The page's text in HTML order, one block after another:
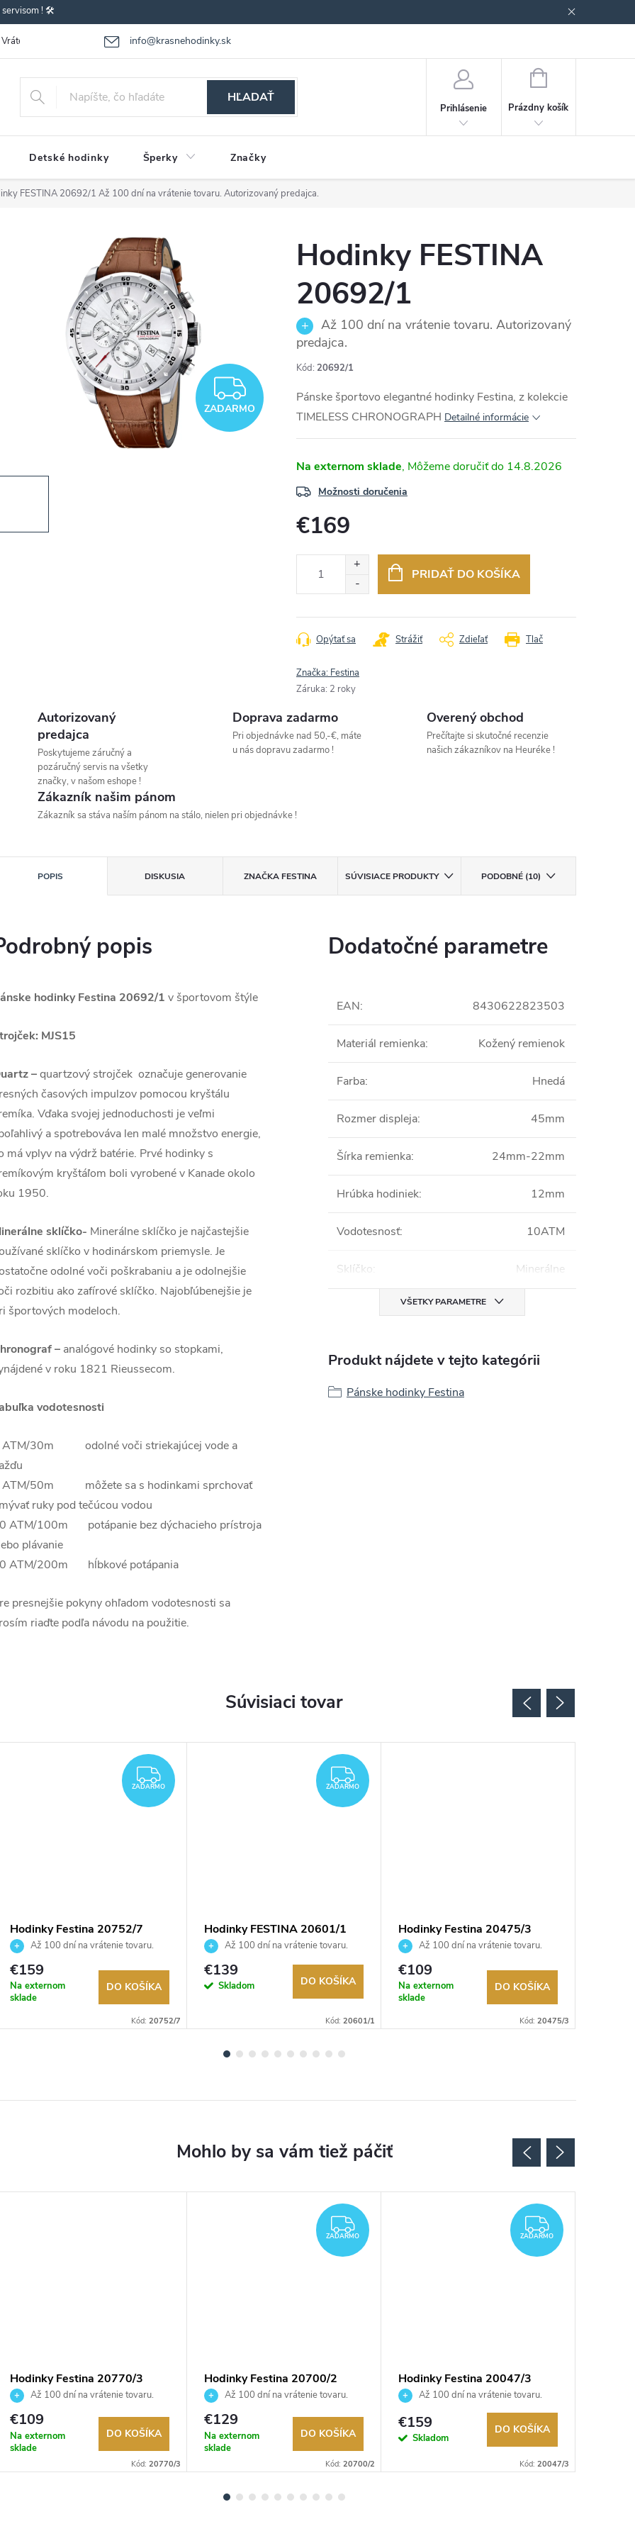
servisom ! 🛠️
info@krasnehodinky.sk
Vrátenie-výmena tovaru Reklamácia tovaru Obchodné podmienky
HĽADAŤ
Prihlásenie
NÁKUPNÝ
Prázdny košík
Detské hodinky Šperky Značky
FESTINA 20692/1 Až 100 dní na vrátenie tovaru. Autorizovaný predajca.
ZADARMO
ZADARMO
Hodinky FESTINA
20692/1
Až 100 dní na vrátenie tovaru. Autorizovaný
predajca.
Kód: 20692/1
Pánske športovo elegantné hodinky Festina, z kolekcie
TIMELESS CHRONOGRAPH Detailné informácie
Na externom sklade 14.8.2026
Možnosti doručenia
€169
PRIDAŤ DO KOŠÍKA
Tlač
Opýtať sa Strážiť Zdieľať
Značka: Festina
Záruka: 2 roky
Autorizovaný
predajca
Poskytujeme záručný a
pozáručný servis na všetky
značky, v našom eshope !
Doprava zadarmo
Pri objednávke nad 50,-€, máte
u nás dopravu zadarmo !
Overený obchod
Prečítajte si skutočné recenzie
našich zákazníkov na Heuréke !
Zákazník našim pánom
Zákazník sa stáva naším pánom na stálo, nielen pri objednávke !
POPIS DISKUSIA ZNAČKAFESTINA SÚVISIACE PRODUKTY PODOBNÉ (10)
popis
hodinky Festina 20692/1 v športovom štýle
MJS15
–quartzový strojček označuje generovanie
časových impulzov pomocou kryštálu
Vďaka svojej jednoduchosti je veľmi
a spotrebováva len malé množstvo energie,
má vplyv na výdrž batérie. Prvé hodinky s
kryštáľom boli vyrobené v Kanade okolo
1950.
sklíčko- Minerálne sklíčko je najčastejšie
sklíčko v hodinárskom priemysle. Je
odolné voči poškrabaniu a je odolnejšie
rozbitiu ako zafírové sklíčko. Najobľúbenejšie je
športových modeloch.
– analógové hodinky so stopkami,
v roku 1821 Rieussecom.
vodotesnosti
ATM/30m odolné voči striekajúcej vode a
ATM/50m môžete sa s hodinkami sprchovať
ruky pod tečúcou vodou
ATM/100m potápanie bez dýchacieho prístroja
plávanie
ATM/200m hĺbkové potápania
presnejšie pokyny ohľadom vodotesnosti sa
riaďte podľa návodu na použitie.
Dodatočné parametre
EAN: 8430622823503
Materiál remienka: Kožený remienok
Farba: Hnedá
Rozmer displeja: 45mm
Šírka remienka: 24mm-22mm
Hrúbka hodiniek: 12mm
Vodotesnosť: 10ATM
Sklíčko: Minerálne
VŠETKY PARAMETRE
Produkt nájdete v tejto kategórii
Pánske hodinky Festina
Súvisiaci tovar
ZADARMO
ZADARMO
Hodinky Festina 20752/7
Až 100 dní na vrátenie tovaru.
Autorizovaný predajca.
€159
Na externom
sklade
DO KOŠÍKA
Kód: 20752/7
ZADARMO
ZADARMO
Hodinky FESTINA 20601/1
Až 100 dní na vrátenie tovaru.
Autorizovaný predajca.
€139
Skladom DO KOŠÍKA
Kód: 20601/1
Hodinky Festina 20475/3
Až 100 dní na vrátenie tovaru.
Autorizovaný predajca.
€109
Na externom
sklade
DO KOŠÍKA
Kód: 20475/3
Hodinky Festina 20770/3
Až 100 dní na vrátenie tovaru.
Autorizovaný predajca.
€109
Na externom
sklade
DO KOŠÍKA
Kód: 20770/3
ZADARMO
ZADARMO
Hodinky Festina 20700/2
Až 100 dní na vrátenie tovaru.
Autorizovaný predajca.
€129
Na externom
sklade
DO KOŠÍKA
Kód: 20700/2
ZADARMO
ZADARMO
Hodinky Festina 20047/3
Až 100 dní na vrátenie tovaru.
Autorizovaný predajca.
€159
Skladom
DO KOŠÍKA
Kód: 20047/3